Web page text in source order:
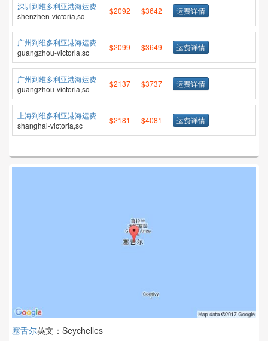
深圳到维多利亚港海运费
shenzhen-victoria,sc
$2092 $3642 运费详情
广州到维多利亚港海运费
guangzhou-victoria,sc
$2099 $3649 运费详情
广州到维多利亚港海运费
guangzhou-victoria,sc
$2137 $3737 运费详情
上海到维多利亚港海运费
shanghai-victoria,sc
$2181 $4081 运费详情
塞舌尔英文：Seychelles